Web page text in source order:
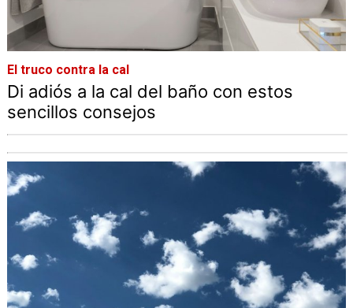
El truco contra la cal
Di adiós a la cal del baño con estos
sencillos consejos